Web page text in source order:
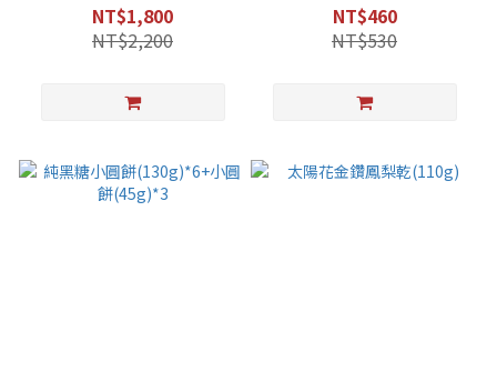
NT$1,800
NT$2,200
NT$460
NT$530